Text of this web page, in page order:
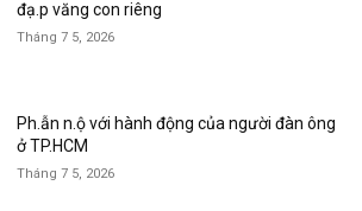
đạ.p văng con riêng
Tháng 7 5, 2026
Ph.ẫn n.ộ với hành động của người đàn ông
ở TP.HCM
Tháng 7 5, 2026